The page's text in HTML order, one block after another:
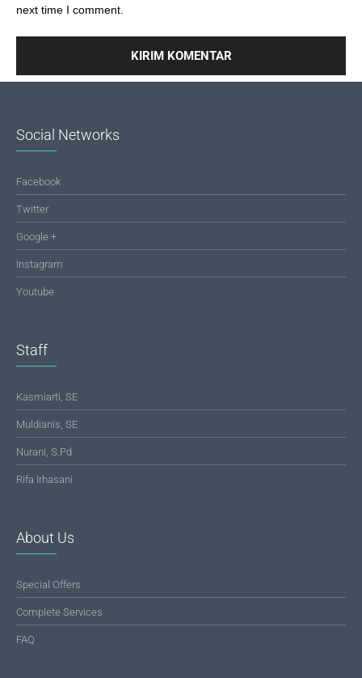
next time I comment.
Social Networks
Facebook
Twitter
Google +
Instagram
Youtube
Staff
Kasmiarti, SE
Muldianis, SE
Nurani, S.Pd
Rifa Irhasani
About Us
Special Offers
Complete Services
FAQ